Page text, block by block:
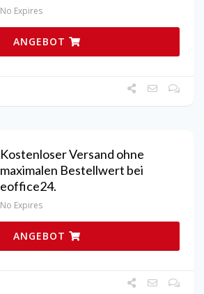
No Expires
ANGEBOT
Kostenloser Versand ohne
maximalen Bestellwert bei
eoffice24.
No Expires
ANGEBOT